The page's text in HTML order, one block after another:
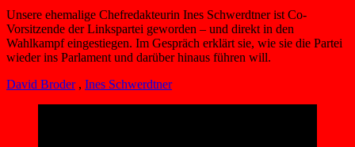
Unsere ehemalige Chefredakteurin Ines Schwerdtner ist Co-
Vorsitzende der Linkspartei geworden – und direkt in den
Wahlkampf eingestiegen. Im Gespräch erklärt sie, wie sie die Partei
wieder ins Parlament und darüber hinaus führen will.
David Broder , Ines Schwerdtner